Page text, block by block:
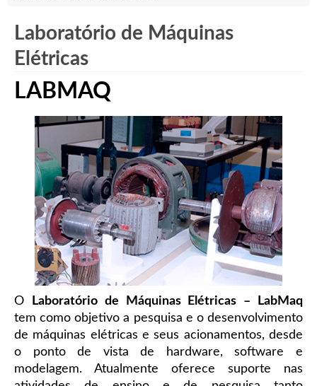
Laboratório de Máquinas
Elétricas
LABMAQ
O
Laboratório de Máquinas Elétricas – LabMaq
tem como objetivo a pesquisa e o desenvolvimento
de máquinas elétricas e seus acionamentos, desde
o ponto de vista de hardware, software e
modelagem. Atualmente oferece suporte nas